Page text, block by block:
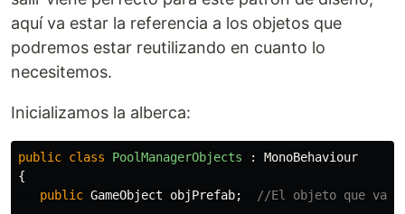
aquí va estar la referencia a los objetos que
podremos estar reutilizando en cuanto lo
necesitemos.
Inicializamos la alberca:
public class PoolManagerObjects :
MonoBehaviour
{
public GameObject objPrefab; //El objeto que